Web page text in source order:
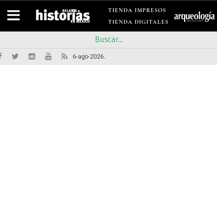
TIENDA IMPRESOS
TIENDA DIGITALES
6-ago-2026.